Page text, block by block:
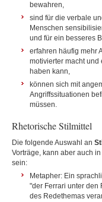
bewahren,
sind für die verbale
Menschen
und für ein besseres
erfahren häufig mehr
motivierter macht und
haben kann,
können sich mit
Angriffssituationen
müssen.
Rhetorische Stilmittel
Die folgende Auswahl an
Vorträge, kann aber auch
sein:
Metapher: Ein
"der Ferrari unter den
des Redethemas